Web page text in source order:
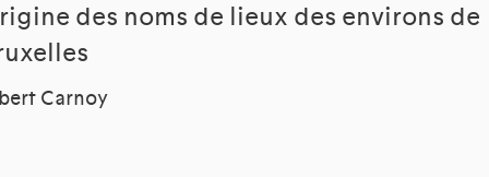
des noms de lieux des environs de
Carnoy